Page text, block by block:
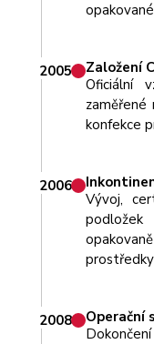
2005
Založení
Oficiální
konfekce
2006
Vývoj,
2008
Operační